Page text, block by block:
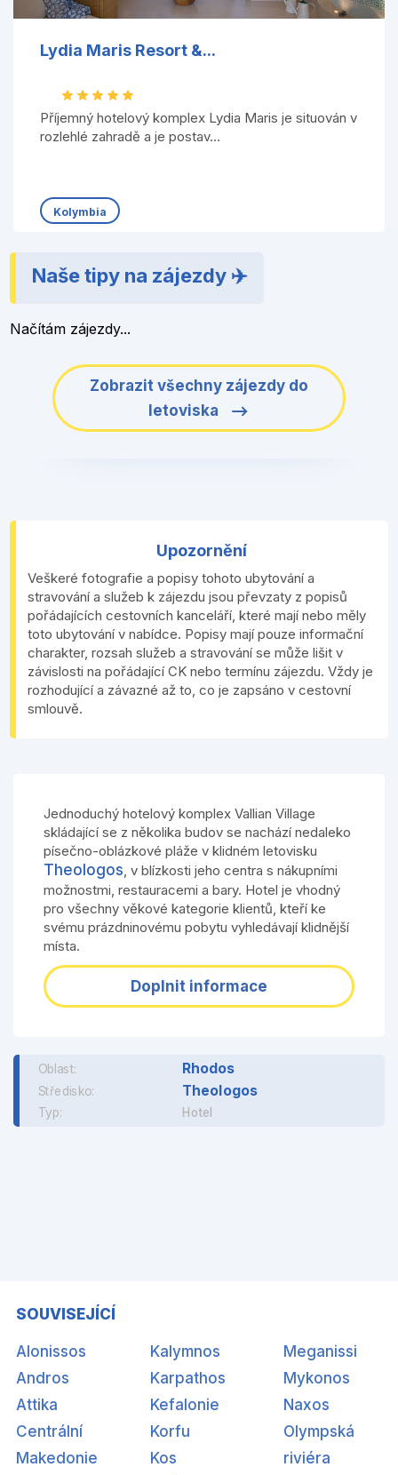
Lydia Maris Resort &...
Příjemný hotelový komplex Lydia Maris je situován v
rozlehlé zahradě a je postav...
Kolymbia
Naše tipy na zájezdy ✈️
Načítám zájezdy...
Zobrazit všechny zájezdy do
letoviska
Upozornění
Veškeré fotografie a popisy tohoto ubytování a
stravování a služeb k zájezdu jsou převzaty z popisů
pořádajících cestovních kanceláří, které mají nebo měly
toto ubytování v nabídce. Popisy mají pouze informační
charakter, rozsah služeb a stravování se může lišit v
závislosti na pořádající CK nebo termínu zájezdu. Vždy je
rozhodující a závazné až to, co je zapsáno v cestovní
smlouvě.
Jednoduchý hotelový komplex Vallian Village
skládající se z několika budov se nachází nedaleko
písečno-oblázkové pláže v klidném letovisku
Theologos, v blízkosti jeho centra s nákupními
možnostmi, restauracemi a bary. Hotel je vhodný
pro všechny věkové kategorie klientů, kteří ke
svému prázdninovému pobytu vyhledávají klidnější
místa.
Doplnit informace
Oblast: Rhodos
Středisko: Theologos
Typ: Hotel
SOUVISEJÍCÍ
Alonissos
Andros
Attika
Centrální
Makedonie
Kalymnos
Karpathos
Kefalonie
Korfu
Kos
Meganissi
Mykonos
Naxos
Olympská
riviéra